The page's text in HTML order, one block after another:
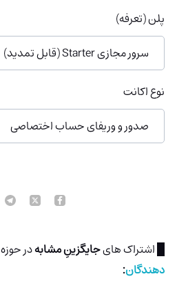
پلن (تعرفه)
سرور مجازی Starter (قابل تمدید)
نوع اکانت
صدور و وریفای حساب اختصاصی
█ اشتراک هایجایگزینِ مشابهدر حوزه
دهندگان: